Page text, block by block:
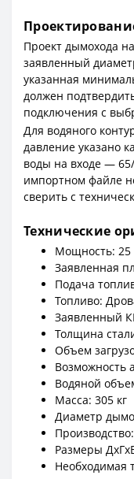
Проект дымохода
заявленный
указанная
должен
подключения с
Для водяного
давление указано
воды на входе —
импортном файле
сверить с
Технические
Мощность: 25
Заявленная
Подача
Топливо:
Заявленный
Толщина
Объем
Возможность
Водяной
Масса: 305 кг
Диаметр
Размеры
Необходимая